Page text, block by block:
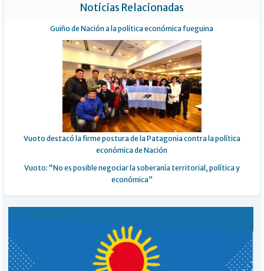
Noticias Relacionadas
Guiño de Nación a la política económica fueguina
Vuoto destacó la firme postura de la Patagonia contra la política
económica de Nación
Vuoto: “No es posible negociar la soberanía territorial, política y
económica”